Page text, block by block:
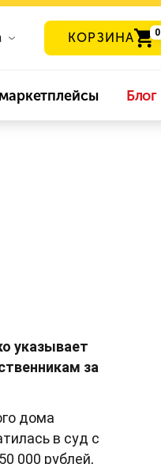
КОРЗИНА 0
Блог
указывает
за
дома
в суд с
000 рублей,